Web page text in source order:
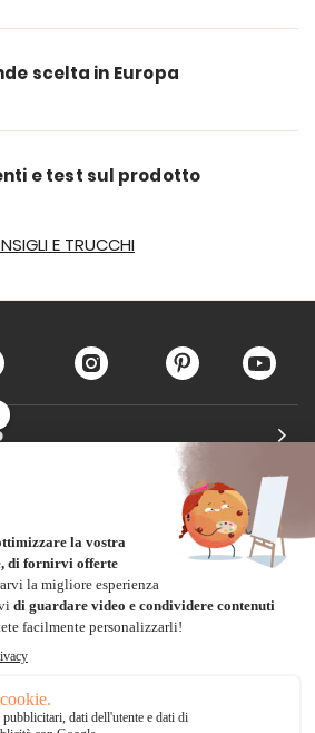
scelta in Europa
e test sul prodotto
E TRUCCHI